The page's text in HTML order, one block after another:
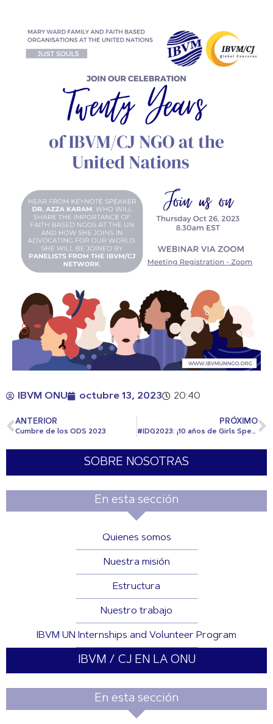
IBVM ONU octubre 13, 2023 20:40
ANTERIOR
Cumbre de los ODS 2023
PRÓXIMO
#IDG2023: ¡10 años de Girls Speak Out!
SOBRE NOSOTRAS
En esta sección
Quienes somos
Nuestra misión
Estructura
Nuestro trabajo
IBVM UN Internships and Volunteer Program
IBVM / CJ EN LA ONU
En esta sección